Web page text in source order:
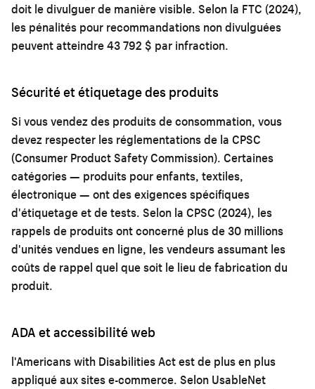
doit le divulguer de manière visible. Selon la FTC (2024),
les pénalités pour recommandations non divulguées
peuvent atteindre 43 792 $ par infraction.
Sécurité et étiquetage des produits
Si vous vendez des produits de consommation, vous
devez respecter les réglementations de la CPSC
(Consumer Product Safety Commission). Certaines
catégories — produits pour enfants, textiles,
électronique — ont des exigences spécifiques
d'étiquetage et de tests. Selon la CPSC (2024), les
rappels de produits ont concerné plus de 30 millions
d'unités vendues en ligne, les vendeurs assumant les
coûts de rappel quel que soit le lieu de fabrication du
produit.
ADA et accessibilité web
l'Americans with Disabilities Act est de plus en plus
appliqué aux sites e-commerce. Selon UsableNet